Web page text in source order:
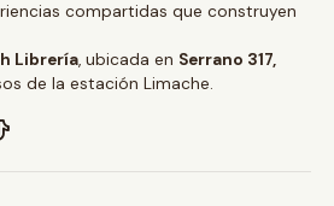
compartidas que construyen
Librería, ubicada en Serrano 317,
de la estación Limache.